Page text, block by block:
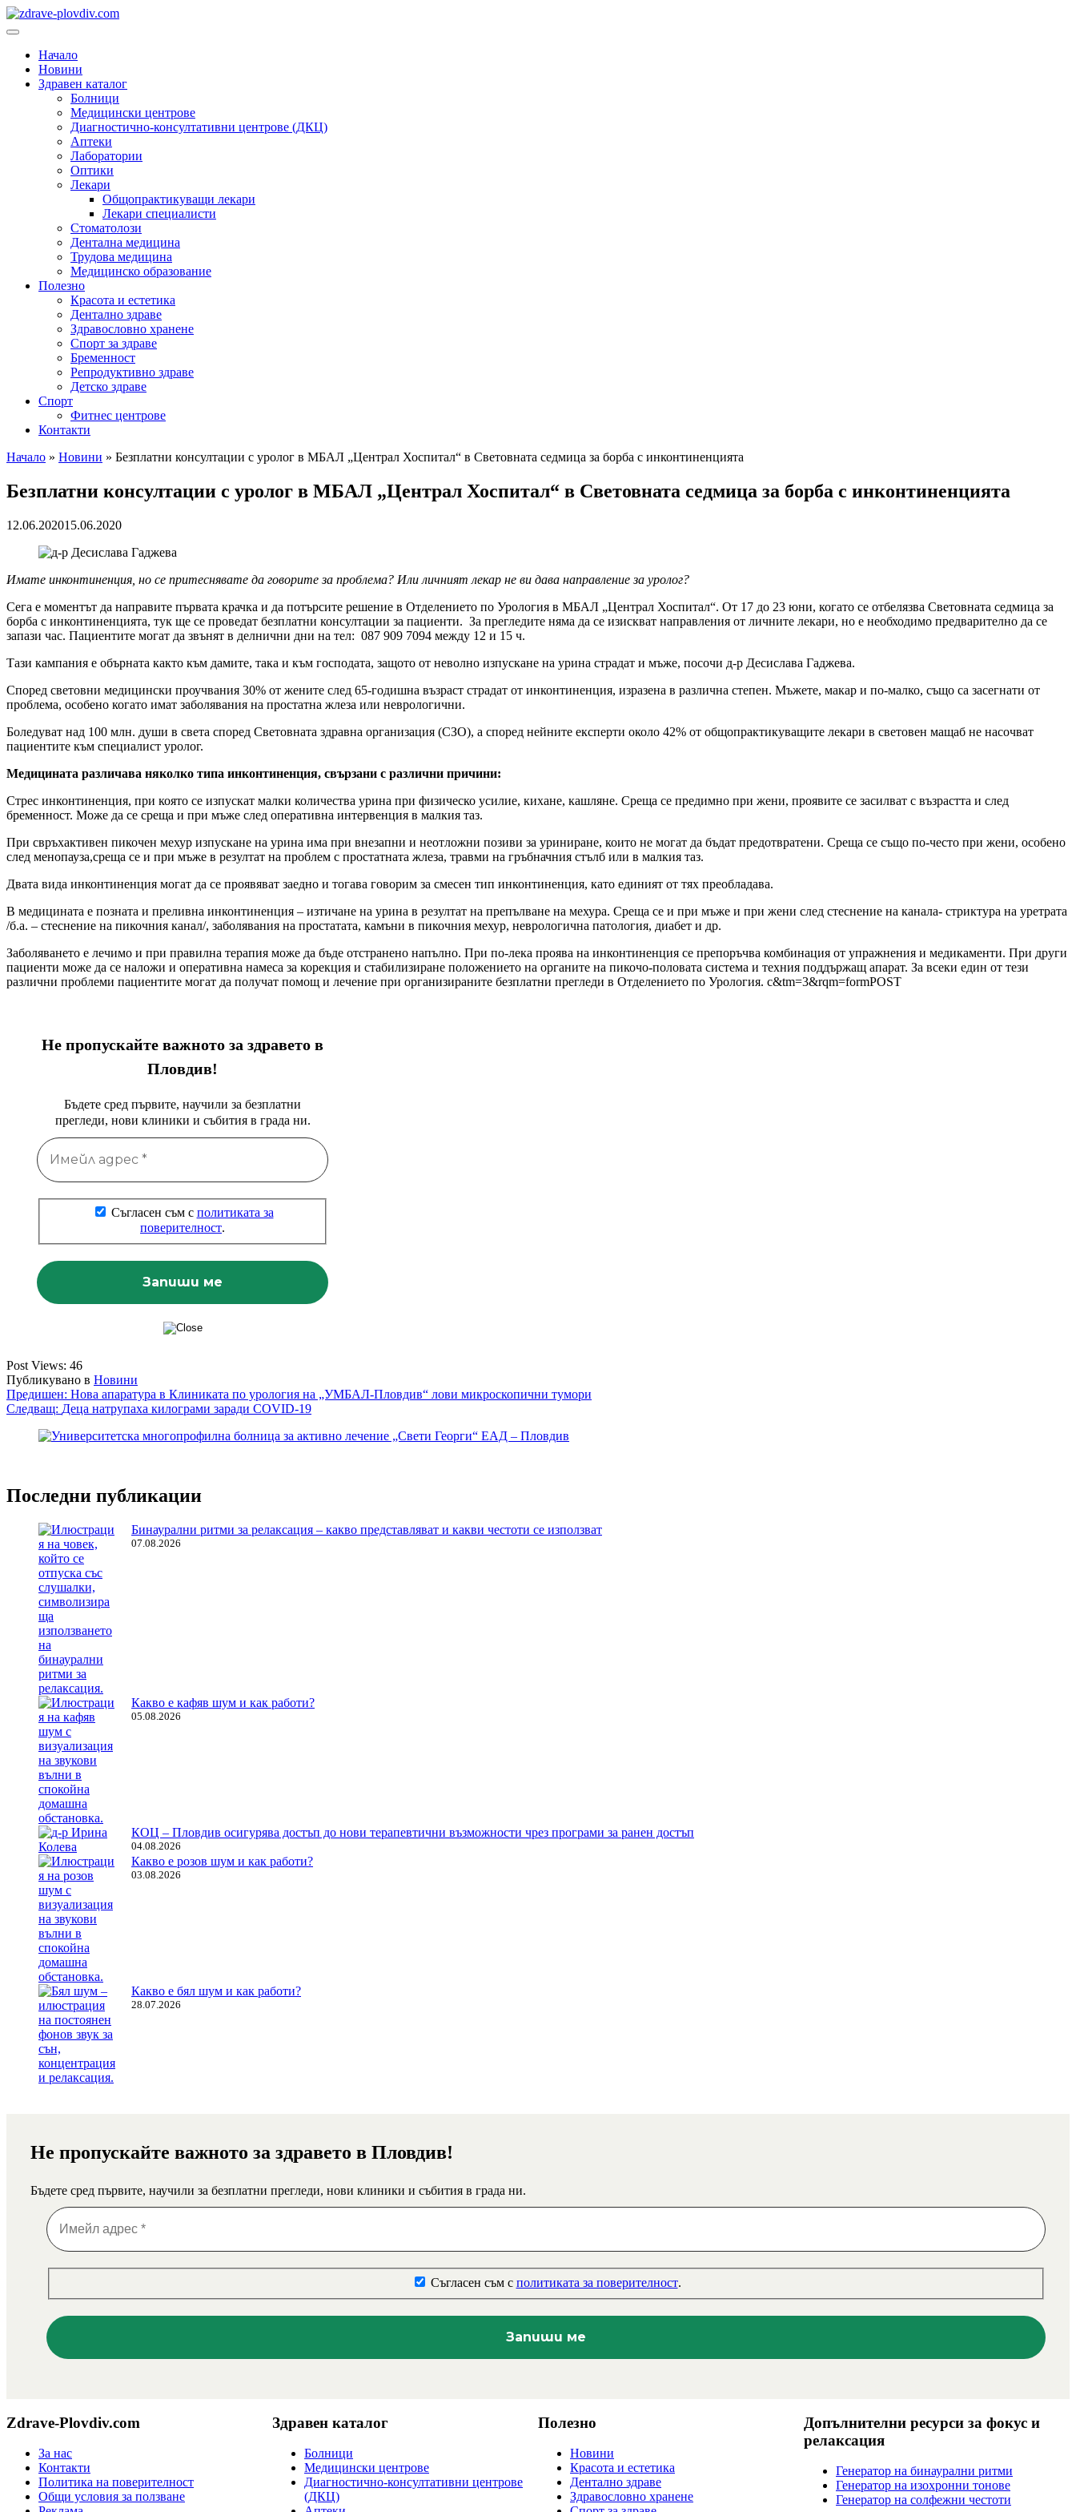
Преминете
към
Основно
Начало
Новини
Здравен каталог
Болници
Медицински центрове
Диагностично-консултативни центрове (ДКЦ)
Аптеки
Лаборатории
Оптики
Лекари
Общопрактикуващи лекари
Лекари специалисти
Стоматолози
Дентална медицина
Трудова медицина
Медицинско образование
Полезно
Красота и естетика
Дентално здраве
Здравословно хранене
Спорт за здраве
Бременност
Репродуктивно здраве
Детско здраве
Спорт
Фитнес центрове
Контакти
Начало » Новини » Безплатни консултации с уролог в МБАЛ „Централ Хоспитал“ в Световната седмица за борба с инконтиненцията
Безплатни консултации с уролог в МБАЛ „Централ Хоспитал“ в Световната седмица за борба с инконтиненцията
12.06.202015.06.2020
Имате инконтиненция, но се притеснявате да говорите за проблема? Или личният лекар не ви дава направление за уролог?
Сега е моментът да направите първата крачка и да потърсите решение в Отделението по Урология в МБАЛ „Централ Хоспитал“. От 17 до 23 юни, когато се отбелязва Световната седмица за
борба с инконтиненцията, тук ще се проведат безплатни консултации за пациенти. За прегледите няма да се изискват направления от личните лекари, но е необходимо предварително да се
запази час. Пациентите могат да звънят в делнични дни на тел: 087 909 7094 между 12 и 15 ч.
Тази кампания е обърната както към дамите, така и към господата, защото от неволно изпускане на урина страдат и мъже, посочи д-р Десислава Гаджева.
Според световни медицински проучвания 30% от жените след 65-годишна възраст страдат от инконтиненция, изразена в различна степен. Мъжете, макар и по-малко, също са засегнати от
проблема, особено когато имат заболявания на простатна жлеза или неврологични.
Боледуват над 100 млн. души в света според Световната здравна организация (СЗО), а според нейните експерти около 42% от общопрактикуващите лекари в световен мащаб не насочват
пациентите към специалист уролог.
Медицината различава няколко типа инконтиненция, свързани с различни причини:
Стрес инконтиненция, при която се изпускат малки количества урина при физическо усилие, кихане, кашляне. Среща се предимно при жени, проявите се засилват с възрастта и след
бременност. Може да се среща и при мъже след оперативна интервенция в малкия таз.
При свръхактивен пикочен мехур изпускане на урина има при внезапни и неотложни позиви за уриниране, които не могат да бъдат предотвратени. Среща се също по-често при жени, особено
след менопауза,среща се и при мъже в резултат на проблем с простатната жлеза, травми на гръбначния стълб или в малкия таз.
Двата вида инконтиненция могат да се проявяват заедно и тогава говорим за смесен тип инконтиненция, като единият от тях преобладава.
В медицината е позната и преливна инконтиненция – изтичане на урина в резултат на препълване на мехура. Среща се и при мъже и при жени след стеснение на канала- стриктура на уретрата
/б.а. – стеснение на пикочния канал/, заболявания на простатата, камъни в пикочния мехур, неврологична патология, диабет и др.
Заболяването е лечимо и при правилна терапия може да бъде отстранено напълно. При по-лека проява на инконтиненция се препоръчва комбинация от упражнения и медикаменти. При други
пациенти може да се наложи и оперативна намеса за корекция и стабилизиране положението на органите на пикочо-половата система и техния поддържащ апарат. За всеки един от тези
различни проблеми пациентите могат да получат помощ и лечение при организираните безплатни прегледи в Отделението по Урология. c&tm=3&rqm=formPOST
Не пропускайте важното за здравето в
Пловдив!
Бъдете сред първите, научили за безплатни
прегледи, нови клиники и събития в града ни.
Съгласен съм с политиката за
поверителност.
Post Views: 46
Публикувано в Новини
Навигация
Предишен: Нова апаратура в Клиниката по урология на „УМБАЛ-Пловдив“ лови микроскопични тумори
Следващ: Деца натрупаха килограми заради COVID-19
Последни публикации
Бинаурални ритми за релаксация – какво представляват и какви честоти се използват
07.08.2026
Какво е кафяв шум и как работи?
05.08.2026
КОЦ – Пловдив осигурява достъп до нови терапевтични възможности чрез програми за ранен достъп
04.08.2026
Какво е розов шум и как работи?
03.08.2026
Какво е бял шум и как работи?
28.07.2026
Не пропускайте важното за здравето в Пловдив!
Бъдете сред първите, научили за безплатни прегледи, нови клиники и събития в града ни.
Съгласен съм с политиката за поверителност.
Zdrave-Plovdiv.com
За нас
Контакти
Политика на поверителност
Общи условия за ползване
Здравен каталог
Болници
Медицински центрове
Диагностично-консултативни центрове
(ДКЦ)
Полезно
Новини
Красота и естетика
Дентално здраве
Здравословно хранене
Допълнителни ресурси за фокус и
релаксация
Генератор на бинаурални ритми
Генератор на изохронни тонове
Генератор на солфежни честоти